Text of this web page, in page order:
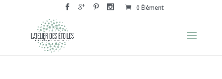
0 Élément